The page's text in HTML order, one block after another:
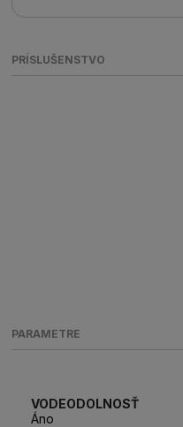
PRÍSLUŠENSTVO
PARAMETRE
VODEODOLNOSŤ
Áno